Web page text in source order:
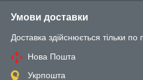
Умови доставки
Доставка здійснюється тільки по
Нова Пошта
Укрпошта